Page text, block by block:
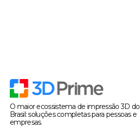
O maior ecossistema de impressão 3D do
Brasil: soluções completas para pessoas e
empresas.